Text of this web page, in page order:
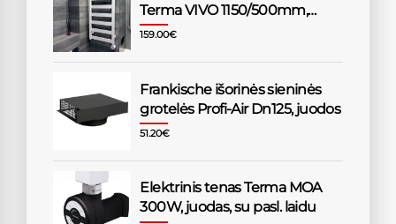
Terma VIVO 1150/500mm,
baltas
159.00€
Frankische išorinės sieninės
grotelės Profi-Air Dn125, juodos
51.20€
Elektrinis tenas Terma MOA
300W, juodas, su pasl. laidu